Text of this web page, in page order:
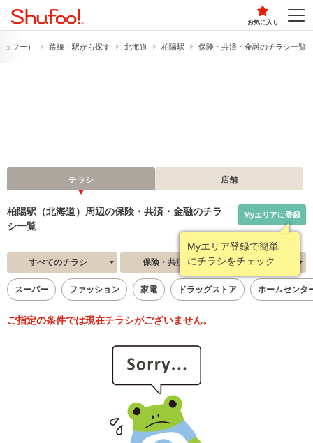
お気に入り
フー） 路線・駅から探す 北海道 柏陽駅 保険・共済・金融のチラシ一覧
チラシ 店舗
柏陽駅（北海道）周辺の保険・共済・金融のチラ
シ一覧
Myエリア登録で簡単
にチラシをチェック
Myエリアに登録
すべてのチラシ 保険・共済・金融 新着順
スーパー ファッション 家電 ドラッグストア ホームセンタ
ご指定の条件では現在チラシがございません。